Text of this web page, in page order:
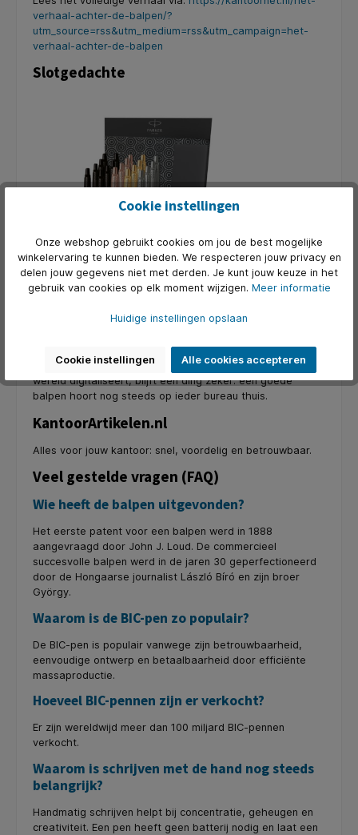
verhaal-achter-de-balpen/?
utm_source=rss&utm_medium=rss&utm_campaign=het-
verhaal-achter-de-balpen
Slotgedachte
Van de eerste prototypes van John Loud tot de
schrijfinstrument. Het is een symbool van eenvoud,
efficiëntie en universeel gebruiksgemak. En hoewel de
wereld digitaliseert, blijft één ding zeker: een goede
balpen hoort nog steeds op ieder bureau thuis.
KantoorArtikelen.nl
Alles voor jouw kantoor: snel, voordelig en betrouwbaar.
Veel gestelde vragen (FAQ)
Wie heeft de balpen uitgevonden?
Het eerste patent voor een balpen werd in 1888
aangevraagd door John J. Loud. De commercieel
succesvolle balpen werd in de jaren 30 geperfectioneerd
door de Hongaarse journalist László Bíró en zijn broer
György.
Waarom is de BIC-pen zo populair?
De BIC-pen is populair vanwege zijn betrouwbaarheid,
eenvoudige ontwerp en betaalbaarheid door efficiënte
massaproductie.
Hoeveel BIC-pennen zijn er verkocht?
Er zijn wereldwijd meer dan 100 miljard BIC-pennen
verkocht.
Waarom is schrijven met de hand nog steeds
belangrijk?
Handmatig schrijven helpt bij concentratie, geheugen en
creativiteit. Een pen heeft geen batterij nodig en laat een
Cookie instellingen
Onze webshop gebruikt cookies om jou de best mogelijke
winkelervaring te kunnen bieden. We respecteren jouw privacy en
delen jouw gegevens niet met derden. Je kunt jouw keuze in het
gebruik van cookies op elk moment wijzigen. Meer informatie
Huidige instellingen opslaan
Cookie instellingen Alle cookies accepteren